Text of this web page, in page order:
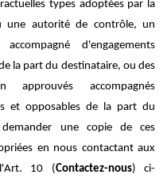
types adoptées par la
une autorité de contrôle, un
d'engagements
la part du destinataire, ou des
approuvés accompagnés
et opposables de la part du
une copie de ces
en nous contactant aux
l'Art. 10 (Contactez-nous) ci-